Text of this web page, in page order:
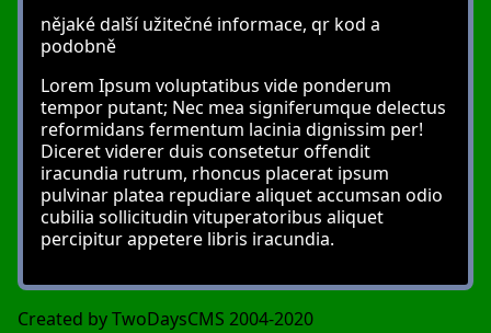
nějaké další užitečné informace, qr kod a
podobně
Lorem Ipsum voluptatibus vide ponderum
tempor putant; Nec mea signiferumque delectus
reformidans fermentum lacinia dignissim per!
Diceret viderer duis consetetur offendit
iracundia rutrum, rhoncus placerat ipsum
pulvinar platea repudiare aliquet accumsan odio
cubilia sollicitudin vituperatoribus aliquet
percipitur appetere libris iracundia.
Created by TwoDaysCMS 2004-2020